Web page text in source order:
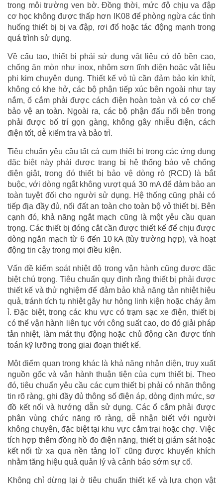
trong môi trường ven bờ. Đồng thời, mức độ chịu va đập
cơ học không được thấp hơn IK08 để phòng ngừa các tình
huống thiết bị bị va đập, rơi đổ hoặc tác động mạnh trong
quá trình sử dụng.
Về cấu tạo, thiết bị phải sử dụng vật liệu có độ bền cao,
chống ăn mòn như inox, nhôm sơn tĩnh điện hoặc vật liệu
phi kim chuyên dụng. Thiết kế vỏ tủ cần đảm bảo kín khít,
không có khe hở, các bộ phận tiếp xúc bên ngoài như tay
nắm, ổ cắm phải được cách điện hoàn toàn và có cơ chế
bảo vệ an toàn. Ngoài ra, các bộ phận đấu nối bên trong
phải được bố trí gọn gàng, không gây nhiễu điện, cách
điện tốt, dễ kiểm tra và bảo trì.
Tiêu chuẩn yêu cầu tất cả cụm thiết bị trong các ứng dụng
đặc biệt này phải được trang bị hệ thống bảo vệ chống
điện giật, trong đó thiết bị bảo vệ dòng rò (RCD) là bắt
buộc, với dòng ngắt không vượt quá 30 mA để đảm bảo an
toàn tuyệt đối cho người sử dụng. Hệ thống cũng phải có
tiếp địa đầy đủ, nối đất an toàn cho toàn bộ vỏ thiết bị. Bên
cạnh đó, khả năng ngắt mạch cũng là một yêu cầu quan
trọng. Các thiết bị đóng cắt cần được thiết kế để chịu được
dòng ngắn mạch từ 6 đến 10 kA (tùy trường hợp), và hoạt
động tin cậy trong mọi điều kiện.
Vấn đề kiểm soát nhiệt độ trong vận hành cũng được đặc
biệt chú trọng. Tiêu chuẩn quy định rằng thiết bị phải được
thiết kế và thử nghiệm để đảm bảo khả năng tản nhiệt hiệu
quả, tránh tích tụ nhiệt gây hư hỏng linh kiện hoặc cháy âm
ỉ. Đặc biệt, trong các khu vực có trạm sạc xe điện, thiết bị
có thể vận hành liên tục với công suất cao, do đó giải pháp
tản nhiệt, làm mát thụ động hoặc chủ động cần được tính
toán kỹ lưỡng trong giai đoạn thiết kế.
Một điểm quan trọng khác là khả năng nhận diện, truy xuất
nguồn gốc và vận hành thuận tiện của cụm thiết bị. Theo
đó, tiêu chuẩn yêu cầu các cụm thiết bị phải có nhãn thông
tin rõ ràng, ghi đầy đủ thông số điện áp, dòng định mức, sơ
đồ kết nối và hướng dẫn sử dụng. Các ổ cắm phải được
phân vùng chức năng rõ ràng, dễ nhận biết với người
không chuyên, đặc biệt tại khu vực cắm trại hoặc chợ. Việc
tích hợp thêm đồng hồ đo điện năng, thiết bị giám sát hoặc
kết nối từ xa qua nền tảng IoT cũng được khuyến khích
nhằm tăng hiệu quả quản lý và cảnh báo sớm sự cố.
Không chỉ dừng lại ở tiêu chuẩn thiết kế và lựa chọn vật